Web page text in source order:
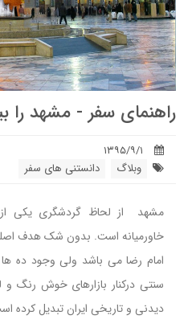
راهنمای سفر - مشهد را
۱۳۹۵/۹/۱
وبلاگ
دانستنی های سفر
مشهد از لحاظ گردشگری یکی
خاورمیانه است. بدون شک هدف
امام رضا می باشد ولی وجود ده
سنتی درکنار بازارهای خوش رنگ و
دیدنی و تاریخی ایران تبدیل کرده